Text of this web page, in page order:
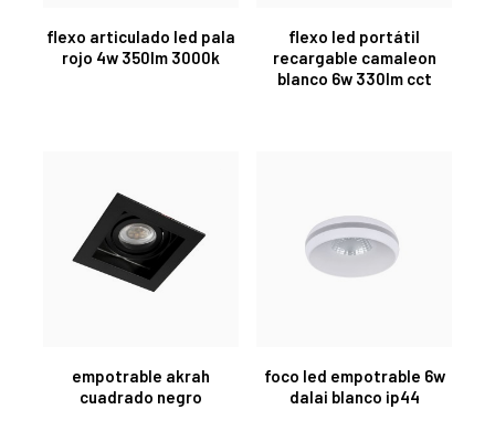
flexo articulado led pala
rojo 4w 350lm 3000k
flexo led portátil
recargable camaleon
blanco 6w 330lm cct
empotrable akrah
cuadrado negro
foco led empotrable 6w
dalai blanco ip44